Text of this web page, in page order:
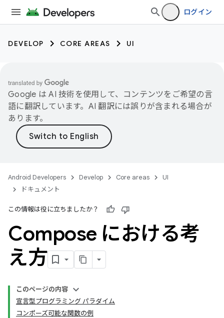
ログイン
DEVELOP CORE AREAS UI
Google は AI 技術を使用して、コンテンツをご希望の言
語に翻訳しています。AI 翻訳には誤りが含まれる場合が
あります。
Android Developers Develop Core areas
UI
ドキュメント
この情報は役に立ちましたか？
Compose における考
え方
このページの内容
宣言型プログラミング パラダイム
コンポーズ可能な関数の例